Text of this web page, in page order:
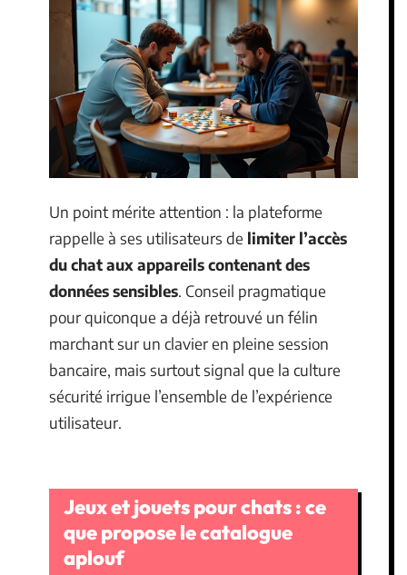
Un point mérite attention : la plateforme
rappelle à ses utilisateurs de limiter l’accès
du chat aux appareils contenant des
données sensibles. Conseil pragmatique
pour quiconque a déjà retrouvé un félin
marchant sur un clavier en pleine session
bancaire, mais surtout signal que la culture
sécurité irrigue l’ensemble de l’expérience
utilisateur.
Jeux et jouets pour chats : ce
que propose le catalogue
aplouf